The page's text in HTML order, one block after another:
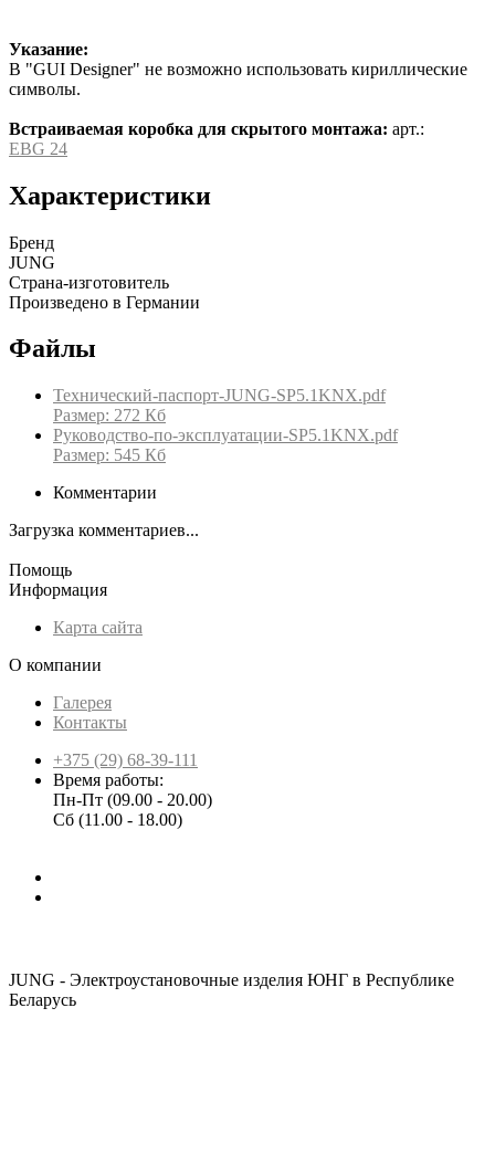
Указание:
В "GUI Designer" не возможно использовать кириллические
символы.
Встраиваемая коробка для скрытого монтажа: арт.:
EBG 24
Характеристики
Бренд
JUNG
Страна-изготовитель
Произведено в Германии
Файлы
Технический-паспорт-JUNG-SP5.1KNX.pdf
Размер: 272 Кб
Руководство-по-эксплуатации-SP5.1KNX.pdf
Размер: 545 Кб
Комментарии
Загрузка комментариев...
Помощь
Информация
Карта сайта
О компании
Галерея
Контакты
+375 (29) 68-39-111
Время работы:
Пн-Пт (09.00 - 20.00)
Сб (11.00 - 18.00)
JUNG - Электроустановочные изделия ЮНГ в Республике
Беларусь